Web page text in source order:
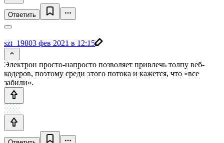
Ответить
szt_19803 фев 2021 в 12:15
Электрон просто-напросто позволяет привлечь толпу веб-
кодеров, поэтому среди этого потока и кажется, что «все
забили».